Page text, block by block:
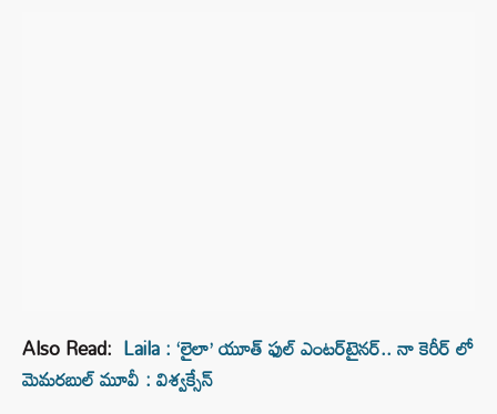
Also Read: Laila : ‘లైలా’ యూత్ ఫుల్ ఎంటర్‌టైనర్‌.. నా కెరీర్ లో
మెమరబుల్ మూవీ : విశ్వక్సేన్